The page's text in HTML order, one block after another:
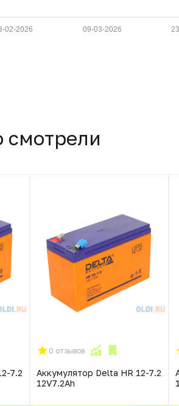
09-03-2026
02-2026
смотрели
7.2
0 отзывов
Аккумулятор Delta HR 12-7.2
12V7.2Ah